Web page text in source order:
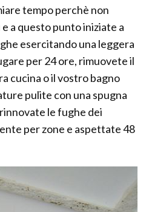
tempo perchè non
a questo punto iniziate a
esercitando una leggera
per 24 ore, rimuovete il
cucina o il vostro bagno
pulite con una spugna
le fughe dei
per zone e aspettate 48